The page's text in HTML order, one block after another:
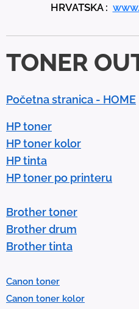
HRVATSKA :
TONER
Početna stranica - HOME
HP toner
HP toner kolor
HP tinta
HP toner po printeru
Brother toner
Brother drum
Brother tinta
Canon toner
Canon toner kolor